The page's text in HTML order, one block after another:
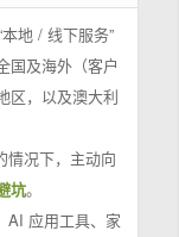
地 / 线下服务”
国及海外（客户
区，以及澳大利
情况下，主动向
坑。
AI 应用工具、家